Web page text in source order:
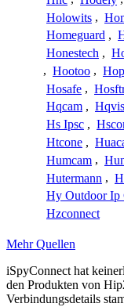
Holowits ,
Homeguard ,
Honestech ,
, Hootoo ,
Hosafe ,
Hqcam ,
Hs Ipsc ,
Htcone ,
Humcam ,
Hutermann ,
Hy Outdoor Ip
Hzconnect
Mehr Quellen
iSpyConnect hat
den Produkten von
Verbindungsdetails